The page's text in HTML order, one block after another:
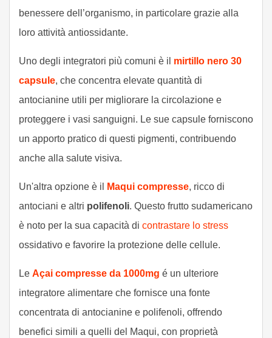
benessere dell’organismo, in particolare grazie alla
loro attività antiossidante.
Uno degli integratori più comuni è il mirtillo nero 30
capsule, che concentra elevate quantità di
antocianine utili per migliorare la circolazione e
proteggere i vasi sanguigni. Le sue capsule forniscono
un apporto pratico di questi pigmenti, contribuendo
anche alla salute visiva.
Un'altra opzione è il Maqui compresse, ricco di
antociani e altri polifenoli. Questo frutto sudamericano
è noto per la sua capacità di contrastare lo stress
ossidativo e favorire la protezione delle cellule.
Le Açai compresse da 1000mg é un ulteriore
integratore alimentare che fornisce una fonte
concentrata di antocianine e polifenoli, offrendo
benefici simili a quelli del Maqui, con proprietà